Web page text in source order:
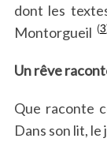
dont les
Montorgueil (3
Un rêve
Que raconte
Dans son lit,